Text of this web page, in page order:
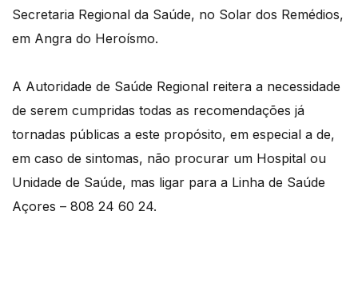
Secretaria Regional da Saúde, no Solar dos Remédios,
em Angra do Heroísmo.
A Autoridade de Saúde Regional reitera a necessidade
de serem cumpridas todas as recomendações já
tornadas públicas a este propósito, em especial a de,
em caso de sintomas, não procurar um Hospital ou
Unidade de Saúde, mas ligar para a Linha de Saúde
Açores – 808 24 60 24.